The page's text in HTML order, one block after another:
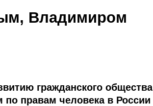
Владимиром
гражданского общества
правам человека в России